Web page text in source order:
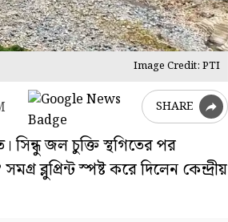
Image Credit: PTI
SHARE
সিন্ধু জল চুক্তি স্থগিতের পর
স্পষ্ট করে দিলেন কেন্দ্রীয়